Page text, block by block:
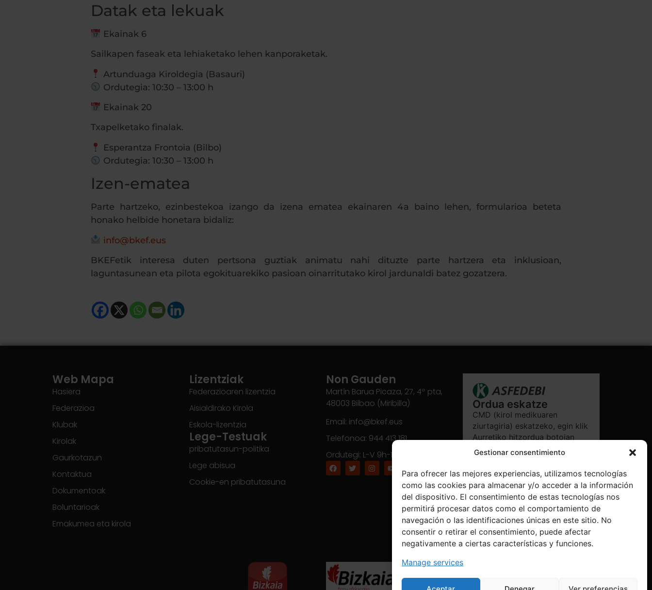
Gestionar consentimiento
Para ofrecer las mejores experiencias, utilizamos tecnologías
como las cookies para almacenar y/o acceder a la información
del dispositivo. El consentimiento de estas tecnologías nos
permitirá procesar datos como el comportamiento de
navegación o las identificaciones únicas en este sitio. No
consentir o retirar el consentimiento, puede afectar
negativamente a ciertas características y funciones.
Manage services
Datak eta lekuak
Ekainak 6
Sailkapen faseak eta lehiaketako lehen kanporaketak.
Artunduaga Kiroldegia (Basauri)
Ordutegia: 10:30 – 13:00 h
Ekainak 20
Txapelketako finalak.
Esperantza Frontoia (Bilbo)
Ordutegia: 10:30 – 13:00 h
Izen-ematea
Parte hartzeko, ezinbestekoa izango da izena ematea ekainaren 4a baino lehen, formularioa beteta
honako helbide honetara bidaliz:
info@bkef.eus
BKEFetik interesa duten pertsona guztiak animatu nahi dituzte parte hartzera eta inklusioan,
laguntasunean eta pilota egokituarekiko pasioan oinarritutako kirol jardunaldi batez gozatzera.
Web Mapa
Hasiera
Federazioa
Klubak
Kirolak
Gaurkotazun
Kontaktua
Dokumentoak
Boluntarioak
Emakumea eta kirola
Lizentziak
Federazioaren lizentzia
Aisialdirako Kirola
Eskola-lizentzia
Lege-Testuak
pribatutasun-politika
Lege abisua
Cookie-en pribatutasuna
Non Gauden
Martín Barua Picaza, 27, 4º pta,
48003 Bilbao (Miribilla)
Email: info@bkef.eus
Telefonoa: 944 413 181
Ordutegi: L-V 9h-14h
Ordua eskatze
CMD (kirol medikuaren
ziurtagiria) eskatzeko, egin klik
Aurretiko hitzordua botoian
Ordua eskatze